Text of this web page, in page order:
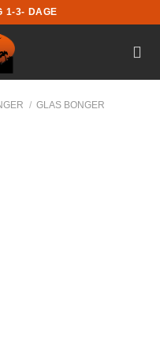
1-3- DAGE
/ GLAS BONGER